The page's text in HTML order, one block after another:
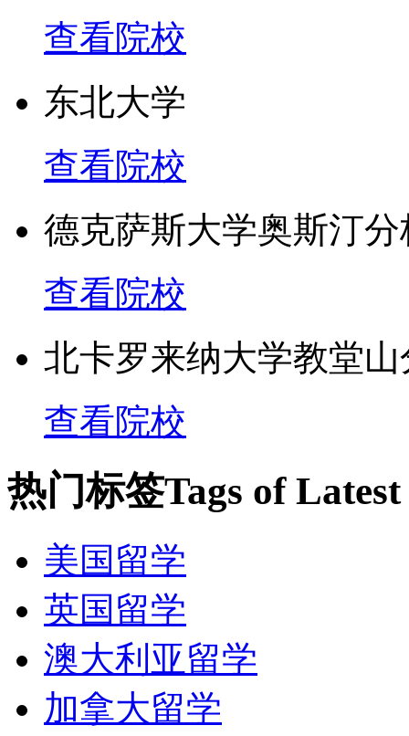
排名也很靠前：医学及
program）在全美初级护
Simon商学院在全美商
斯特大学也持续排在全
纽约州是第三位。
USNEWS 2012 排名35
USNEWS 2011 排名37
USNEWS 2010 排名35
USNEWS 2009 排名35
USNEWS 2008 排名35[1]
历史
罗彻斯特大学成立于
查看院校
东北大学
查看院校
德克萨斯大学奥斯汀分
查看院校
北卡罗来纳大学教堂山
查看院校
热门标签Tags of Latest
美国留学
英国留学
澳大利亚留学
加拿大留学